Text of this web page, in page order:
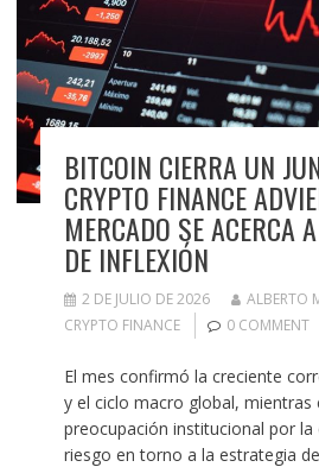
BITCOIN CIERRA UN
CRYPTO FINANCE
MERCADO SE ACERCA
DE INFLEXIÓN
2 DE JULIO DE 2026
ALBERTO
CRYPTO FINANCE
0 COMMENT
El mes confirmó la creciente
y el ciclo macro global, mientras
preocupación institucional por
riesgo en torno a la estrategia